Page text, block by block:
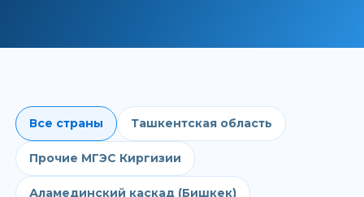
Все страны Ташкентская область
Прочие МГЭС Киргизии
Аламединский каскад (Бишкек)